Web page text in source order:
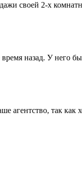
своей 2-х
время назад. У
агентство, так